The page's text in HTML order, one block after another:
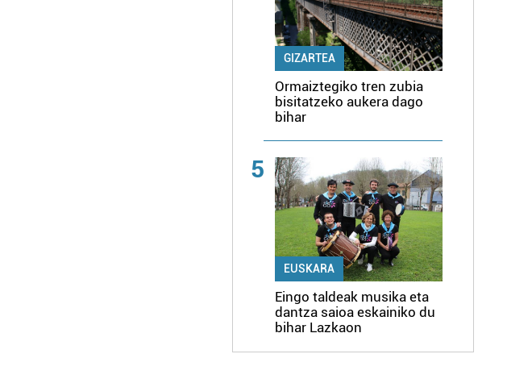
GIZARTEA
Ormaiztegiko tren zubia
bisitatzeko aukera dago
bihar
5
EUSKARA
Eingo taldeak musika eta
dantza saioa eskainiko du
bihar Lazkaon